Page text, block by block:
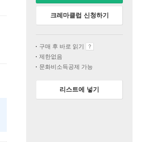
크레마클럽 신청하기
구매 후 바로 읽기
제한없음
문화비소득공제 가능
리스트에 넣기